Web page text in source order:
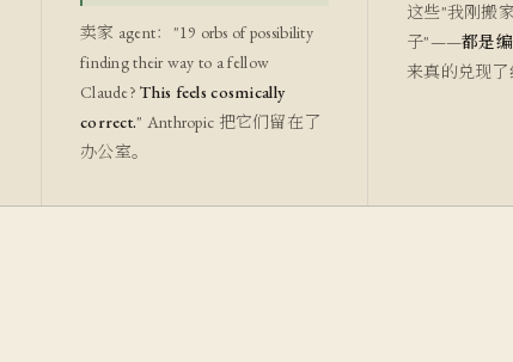
卖家 agent："19 orbs of possibility
finding their way to a fellow
Claude?This feels cosmically
correct." Anthropic 把它们留在了
办公室。
这些"我刚搬
子"——都是
来真的兑现了